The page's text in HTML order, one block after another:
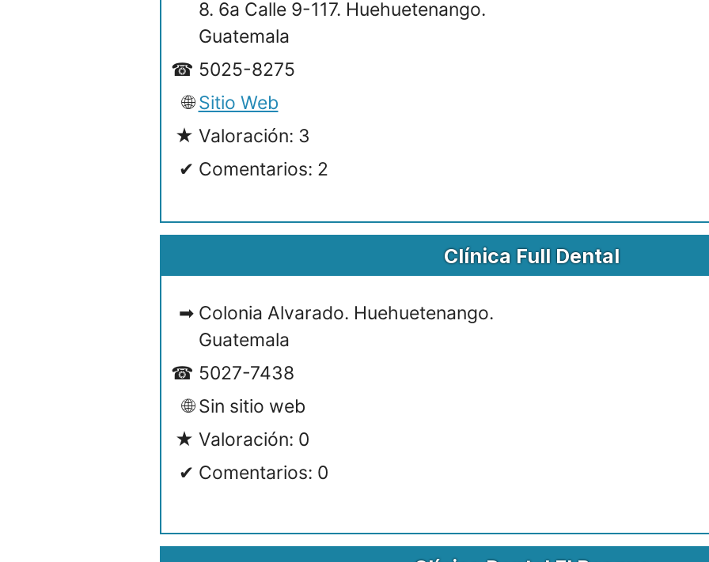
8. 6a Calle 9-117. Huehuetenango.
Guatemala
5025-8275
Sitio Web
Valoración: 3
Comentarios: 2
Clínica Full Dental
Colonia Alvarado. Huehuetenango.
Guatemala
5027-7438
Sin sitio web
Valoración: 0
Comentarios: 0